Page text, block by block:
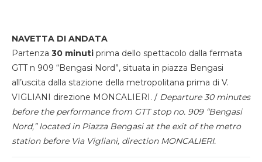
NAVETTA DI ANDATA
Partenza 30 minuti prima dello spettacolo dalla fermata
GTT n 909 “Bengasi Nord”, situata in piazza Bengasi
all’uscita dalla stazione della metropolitana prima di V.
VIGLIANI direzione MONCALIERI. / Departure 30 minutes
before the performance from GTT stop no. 909 “Bengasi
Nord,” located in Piazza Bengasi at the exit of the metro
station before Via Vigliani, direction MONCALIERI.